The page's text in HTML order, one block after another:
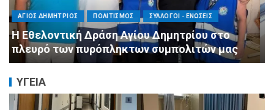
Η Αντιπεριφερειάρχης Εθελοντισμού Ευγενία
Μπαρμπαγιάννη στα πυρόπληκτα βουνά της
Αττικής: «Μεγάλη η ζημιά, τεράστια η
μεγαλοψυχία των Ελλήνων»
ΥΓΕΙΑ